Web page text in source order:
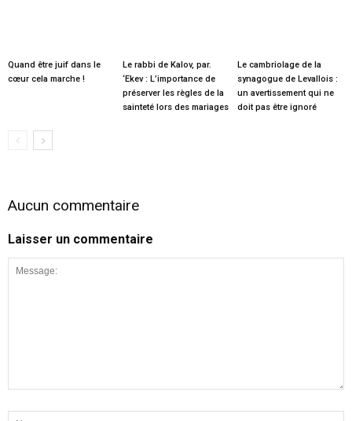
Quand être juif dans le
cœur cela marche !
Le rabbi de Kalov, par.
‘Ekev : L’importance de
préserver les règles de la
sainteté lors des mariages
Le cambriolage de la
synagogue de Levallois :
un avertissement qui ne
doit pas être ignoré
Aucun commentaire
Laisser un commentaire